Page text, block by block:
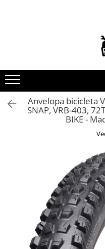
Toate produsele
Piese de schimb
https://
Acceleratie
Contact cu cheie
https://
Discuri frana
Anvelopa bicicleta
SNAP, VRB-403,
BIKE -